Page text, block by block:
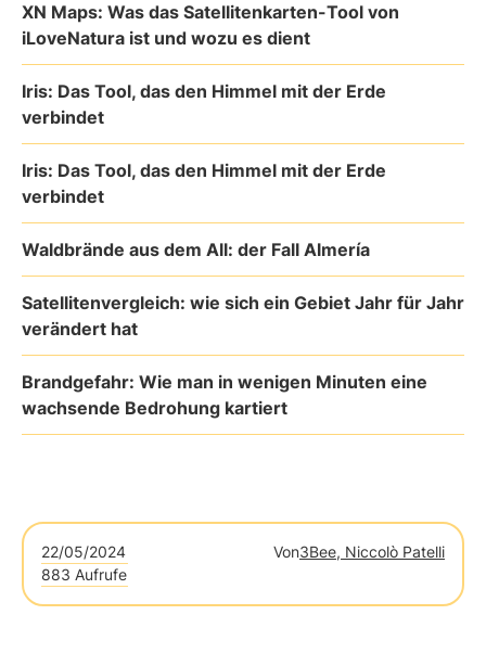
XN Maps: Was das Satellitenkarten-Tool von
iLoveNatura ist und wozu es dient
Iris: Das Tool, das den Himmel mit der Erde
verbindet
Iris: Das Tool, das den Himmel mit der Erde
verbindet
Waldbrände aus dem All: der Fall Almería
Satellitenvergleich: wie sich ein Gebiet Jahr für Jahr
verändert hat
Brandgefahr: Wie man in wenigen Minuten eine
wachsende Bedrohung kartiert
22/05/2024 Von3Bee, Niccolò Patelli
883 Aufrufe